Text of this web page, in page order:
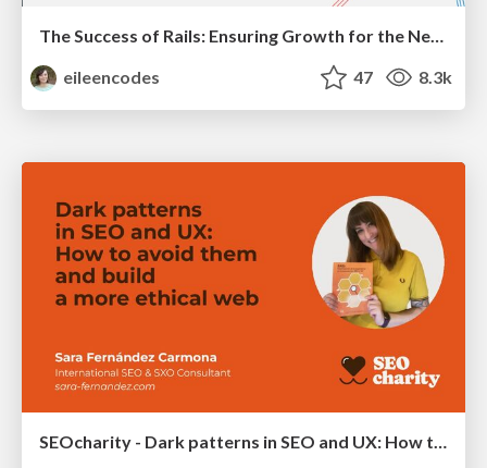
The Success of Rails: Ensuring Growth for the Next 100 Years
eileencodes
47 8.3k